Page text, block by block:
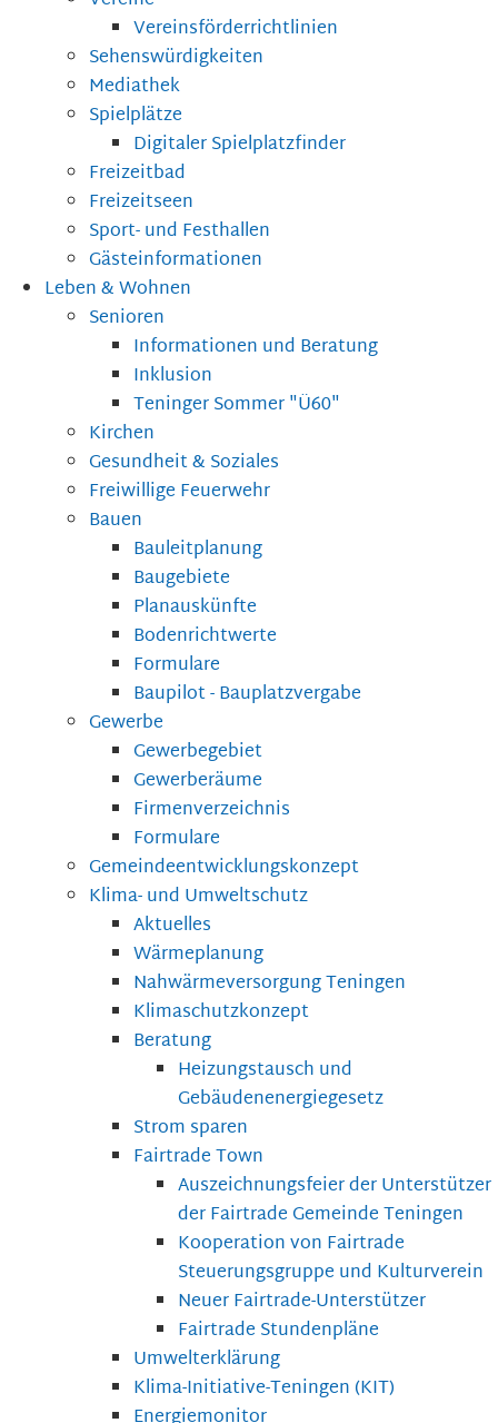
Vereinsförderrichtlinien
Sehenswürdigkeiten
Mediathek
Spielplätze
Digitaler Spielplatzfinder
Freizeitbad
Freizeitseen
Sport- und Festhallen
Gästeinformationen
Leben & Wohnen
Senioren
Informationen und Beratung
Inklusion
Teninger Sommer "Ü60"
Kirchen
Gesundheit & Soziales
Freiwillige Feuerwehr
Bauen
Bauleitplanung
Baugebiete
Planauskünfte
Bodenrichtwerte
Formulare
Baupilot - Bauplatzvergabe
Gewerbe
Gewerbegebiet
Gewerberäume
Firmenverzeichnis
Formulare
Gemeindeentwicklungskonzept
Klima- und Umweltschutz
Aktuelles
Wärmeplanung
Nahwärmeversorgung Teningen
Klimaschutzkonzept
Beratung
Heizungstausch und
Gebäudenenergiegesetz
Strom sparen
Fairtrade Town
Auszeichnungsfeier der Unterstützer
der Fairtrade Gemeinde Teningen
Kooperation von Fairtrade
Steuerungsgruppe und Kulturverein
Neuer Fairtrade-Unterstützer
Fairtrade Stundenpläne
Umwelterklärung
Klima-Initiative-Teningen (KIT)